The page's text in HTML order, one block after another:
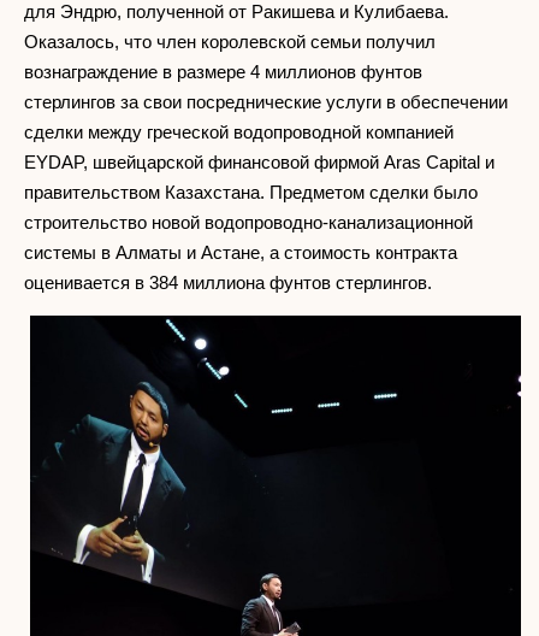
для Эндрю, полученной от Ракишева и Кулибаева.
Оказалось, что член королевской семьи получил
вознаграждение в размере 4 миллионов фунтов
стерлингов за свои посреднические услуги в обеспечении
сделки между греческой водопроводной компанией
EYDAP, швейцарской финансовой фирмой Aras Capital и
правительством Казахстана. Предметом сделки было
строительство новой водопроводно-канализационной
системы в Алматы и Астане, а стоимость контракта
оценивается в 384 миллиона фунтов стерлингов.